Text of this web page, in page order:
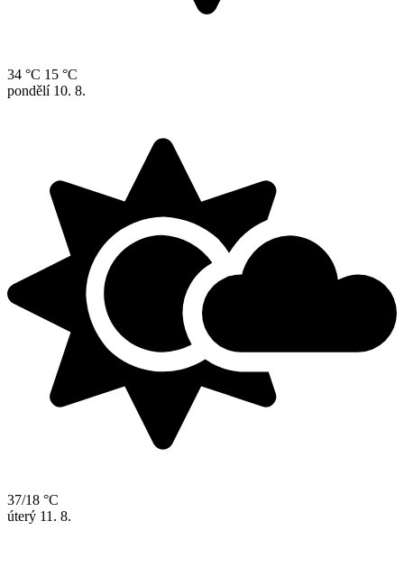
34 °C 15 °C
pondělí 10. 8.
37/18 °C
úterý 11. 8.